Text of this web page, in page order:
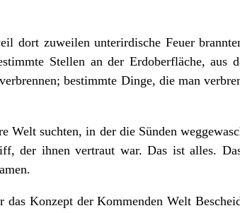
dort zuweilen unterirdische Feuer
Stellen an der Erdoberfläche, aus
bestimmte Dinge, die man
Welt suchten, in der die Sünden
der ihnen vertraut war. Das ist alles.
Konzept der Kommenden Welt